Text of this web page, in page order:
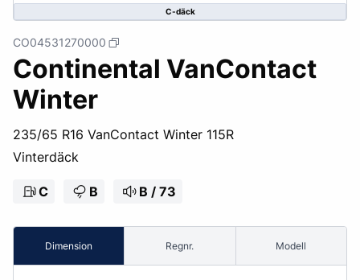
C-däck
CO04531270000
Continental VanContact
Winter
235/65 R16 VanContact Winter 115R
Vinterdäck
C B B / 73
Dimension Regnr. Modell